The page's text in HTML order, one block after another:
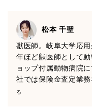
松本 千聖
獣医師。岐阜大学応
年ほど獣医師として
ョップ付属動物病院
社では保険金査定業
る